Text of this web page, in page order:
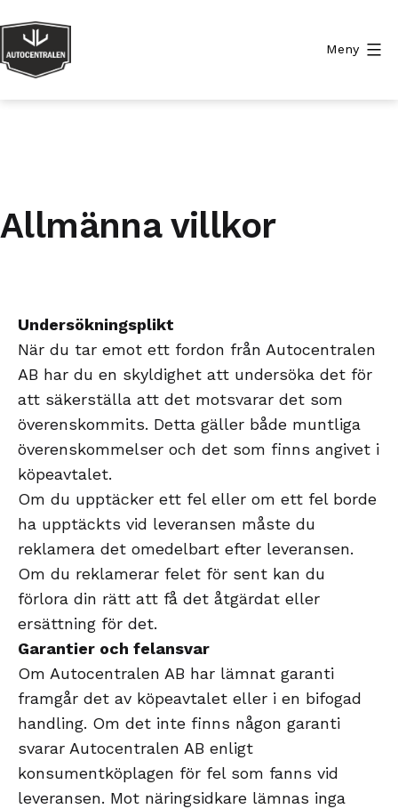
innehåll
Meny
Allmänna villkor
Undersökningsplikt
När du tar emot ett fordon från Autocentralen
AB har du en skyldighet att undersöka det för
att säkerställa att det motsvarar det som
överenskommits. Detta gäller både muntliga
överenskommelser och det som finns angivet i
köpeavtalet.
Om du upptäcker ett fel eller om ett fel borde
ha upptäckts vid leveransen måste du
reklamera det omedelbart efter leveransen.
Om du reklamerar felet för sent kan du
förlora din rätt att få det åtgärdat eller
ersättning för det.
Garantier och felansvar
Om Autocentralen AB har lämnat garanti
framgår det av köpeavtalet eller i en bifogad
handling. Om det inte finns någon garanti
svarar Autocentralen AB enligt
konsumentköplagen för fel som fanns vid
leveransen. Mot näringsidkare lämnas inga